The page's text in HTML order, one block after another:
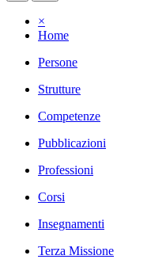
×
Home
Persone
Strutture
Competenze
Pubblicazioni
Professioni
Corsi
Insegnamenti
Terza Missione